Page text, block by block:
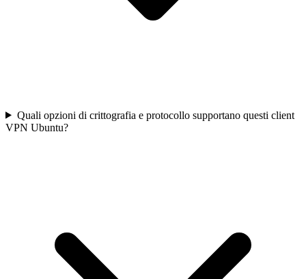
Quali opzioni di crittografia e protocollo supportano questi client
VPN Ubuntu?